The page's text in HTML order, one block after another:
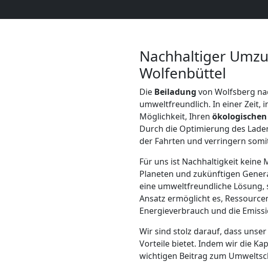
Nachhaltiger
Wolfenbüttel
Die Beiladung von Wolfsberg
umweltfreundlich. In einer Zeit,
Möglichkeit, Ihren ökologischen
Durch die Optimierung des
der Fahrten und verringern
Für uns ist Nachhaltigkeit keine
Planeten und zukünftigen
eine umweltfreundliche
Ansatz ermöglicht es,
Energieverbrauch und die
Wir sind stolz darauf, dass unser
Vorteile bietet. Indem wir die
wichtigen Beitrag zum
Wolfsberg